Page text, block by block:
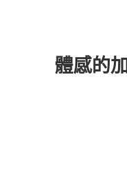
體感的